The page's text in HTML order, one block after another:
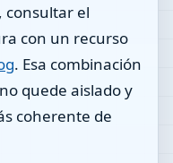
consultar el
con un recurso
. Esa combinación
quede aislado y
coherente de